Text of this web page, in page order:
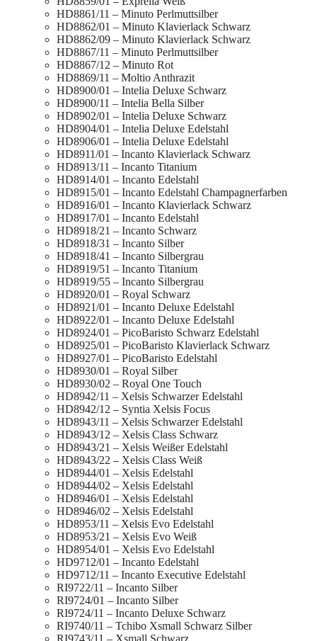
HD8861/11 – Minuto Perlmuttsilber
HD8862/01 – Minuto Klavierlack Schwarz
HD8862/09 – Minuto Klavierlack Schwarz
HD8867/11 – Minuto Perlmuttsilber
HD8867/12 – Minuto Rot
HD8869/11 – Moltio Anthrazit
HD8900/01 – Intelia Deluxe Schwarz
HD8900/11 – Intelia Bella Silber
HD8902/01 – Intelia Deluxe Schwarz
HD8904/01 – Intelia Deluxe Edelstahl
HD8906/01 – Intelia Deluxe Edelstahl
HD8911/01 – Incanto Klavierlack Schwarz
HD8913/11 – Incanto Titanium
HD8914/01 – Incanto Edelstahl
HD8915/01 – Incanto Edelstahl Champagnerfarben
HD8916/01 – Incanto Klavierlack Schwarz
HD8917/01 – Incanto Edelstahl
HD8918/21 – Incanto Schwarz
HD8918/31 – Incanto Silber
HD8918/41 – Incanto Silbergrau
HD8919/51 – Incanto Titanium
HD8919/55 – Incanto Silbergrau
HD8920/01 – Royal Schwarz
HD8921/01 – Incanto Deluxe Edelstahl
HD8922/01 – Incanto Deluxe Edelstahl
HD8924/01 – PicoBaristo Schwarz Edelstahl
HD8925/01 – PicoBaristo Klavierlack Schwarz
HD8927/01 – PicoBaristo Edelstahl
HD8930/01 – Royal Silber
HD8930/02 – Royal One Touch
HD8942/11 – Xelsis Schwarzer Edelstahl
HD8942/12 – Syntia Xelsis Focus
HD8943/11 – Xelsis Schwarzer Edelstahl
HD8943/12 – Xelsis Class Schwarz
HD8943/21 – Xelsis Weißer Edelstahl
HD8943/22 – Xelsis Class Weiß
HD8944/01 – Xelsis Edelstahl
HD8944/02 – Xelsis Edelstahl
HD8946/01 – Xelsis Edelstahl
HD8946/02 – Xelsis Edelstahl
HD8953/11 – Xelsis Evo Edelstahl
HD8953/21 – Xelsis Evo Weiß
HD8954/01 – Xelsis Evo Edelstahl
HD9712/01 – Incanto Edelstahl
HD9712/11 – Incanto Executive Edelstahl
RI9722/11 – Incanto Silber
RI9724/01 – Incanto Silber
RI9724/11 – Incanto Deluxe Schwarz
RI9740/11 – Tchibo Xsmall Schwarz Silber
RI9743/11 – Xsmall Schwarz